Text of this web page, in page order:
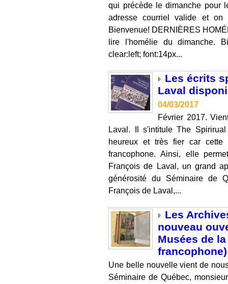
qui précède le dimanche pour
adresse courriel valide et on
Bienvenue! DERNIÈRES
lire l'homélie du dimanche.
clear:left; font:14px...
Les écrits
Laval
04/03/2017
Février 2017.
Laval. Il s'intitule The
heureux et très fier car
francophone. Ainsi, elle
François de Laval, un grand
générosité du Séminaire de
François de Laval,...
Les
nouveau
Musées de
francophone)
Une belle nouvelle vient de
Séminaire de Québec,